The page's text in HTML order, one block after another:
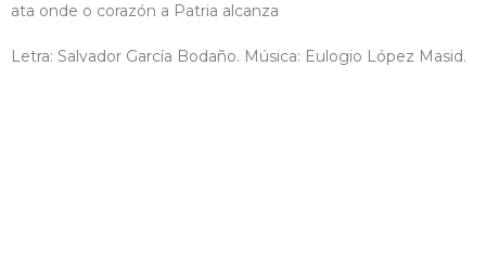
ata onde o corazón a Patria alcanza
Letra: Salvador García Bodaño. Música: Eulogio López Masid.